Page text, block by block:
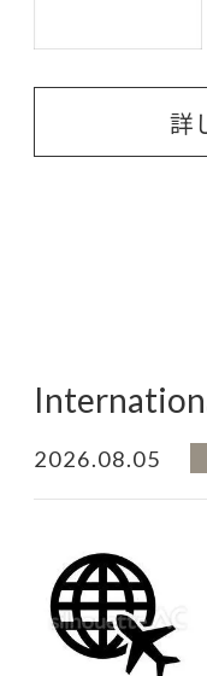
詳
2026.08.05